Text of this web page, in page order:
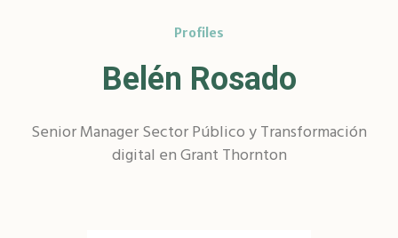
Profiles
Belén Rosado
Senior Manager Sector Público y Transformación
digital en Grant Thornton